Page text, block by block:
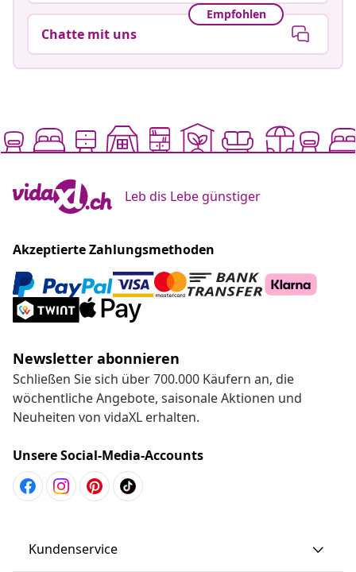
Empfohlen
Chatte mit uns
Leb dis Lebe günstiger
Akzeptierte Zahlungsmethoden
Newsletter abonnieren
Schließen Sie sich über 700.000 Käufern an, die
wöchentliche Angebote, saisonale Aktionen und
Neuheiten von vidaXL erhalten.
Unsere Social-Media-Accounts
Kundenservice